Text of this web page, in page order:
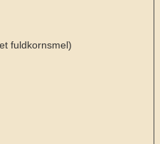
fuldkornsmel)